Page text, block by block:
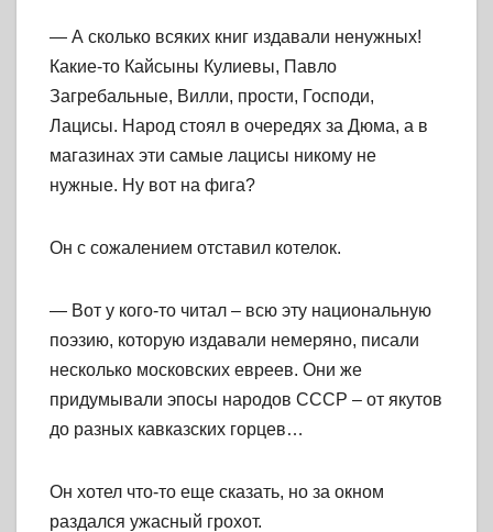
— А сколько всяких книг издавали ненужных!
Какие-то Кайсыны Кулиевы, Павло
Загребальные, Вилли, прости, Господи,
Лацисы. Народ стоял в очередях за Дюма, а в
магазинах эти самые лацисы никому не
нужные. Ну вот на фига?
Он с сожалением отставил котелок.
— Вот у кого-то читал – всю эту национальную
поэзию, которую издавали немеряно, писали
несколько московских евреев. Они же
придумывали эпосы народов СССР – от якутов
до разных кавказских горцев…
Он хотел что-то еще сказать, но за окном
раздался ужасный грохот.